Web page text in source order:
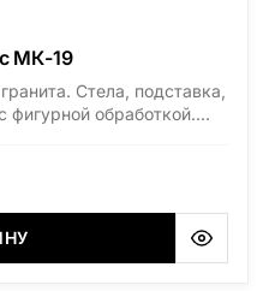
МК-19
Стела, подставка,
фигурной обработкой.